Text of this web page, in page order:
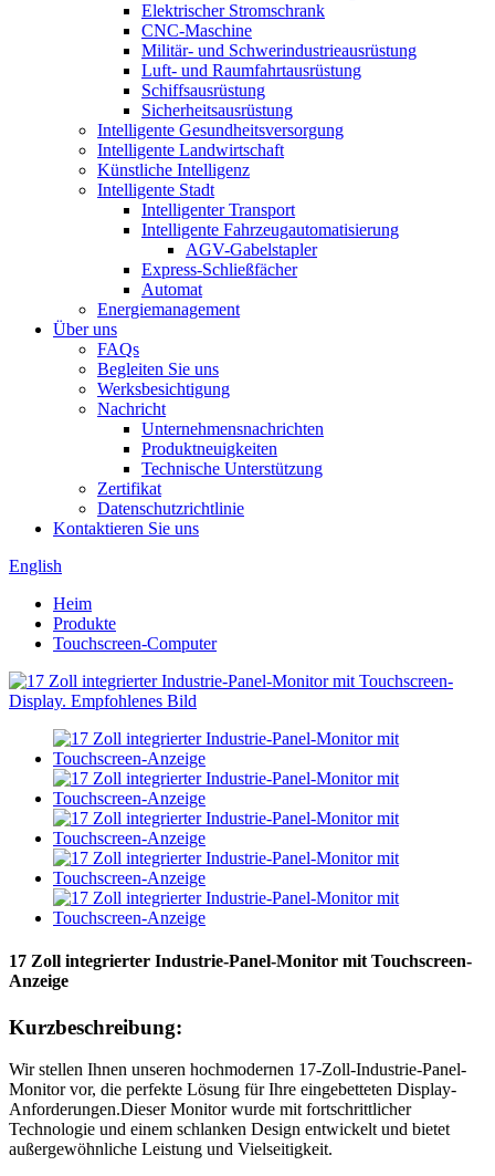
Elektrischer Stromschrank
CNC-Maschine
Militär- und Schwerindustrieausrüstung
Luft- und Raumfahrtausrüstung
Schiffsausrüstung
Sicherheitsausrüstung
Intelligente Gesundheitsversorgung
Intelligente Landwirtschaft
Künstliche Intelligenz
Intelligente Stadt
Intelligenter Transport
Intelligente Fahrzeugautomatisierung
AGV-Gabelstapler
Express-Schließfächer
Automat
Energiemanagement
Über uns
FAQs
Begleiten Sie uns
Werksbesichtigung
Nachricht
Unternehmensnachrichten
Produktneuigkeiten
Technische Unterstützung
Zertifikat
Datenschutzrichtlinie
Kontaktieren Sie uns
English
Heim
Produkte
Touchscreen-Computer
17 Zoll integrierter Industrie-Panel-Monitor mit Touchscreen-
Anzeige
Kurzbeschreibung:
Wir stellen Ihnen unseren hochmodernen 17-Zoll-Industrie-Panel-
Monitor vor, die perfekte Lösung für Ihre eingebetteten Display-
Anforderungen.Dieser Monitor wurde mit fortschrittlicher
Technologie und einem schlanken Design entwickelt und bietet
außergewöhnliche Leistung und Vielseitigkeit.